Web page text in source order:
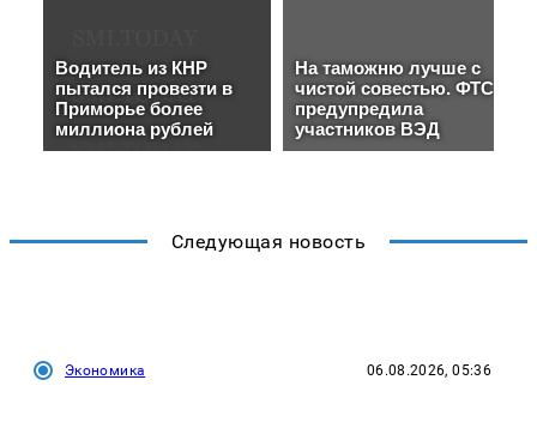
Следующая новость
Экономика 06.08.2026, 05:36